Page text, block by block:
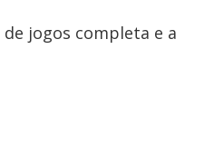
jogos completa e a